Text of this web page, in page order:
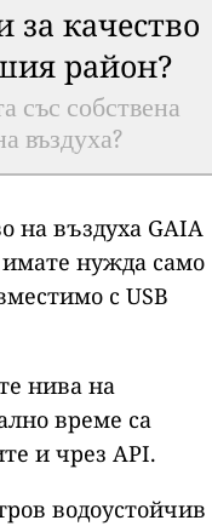
за качество
район?
със собствена
въздуха?
на въздуха GAIA
имате нужда само
с USB
нива на
време са
и чрез API.
водоустойчив